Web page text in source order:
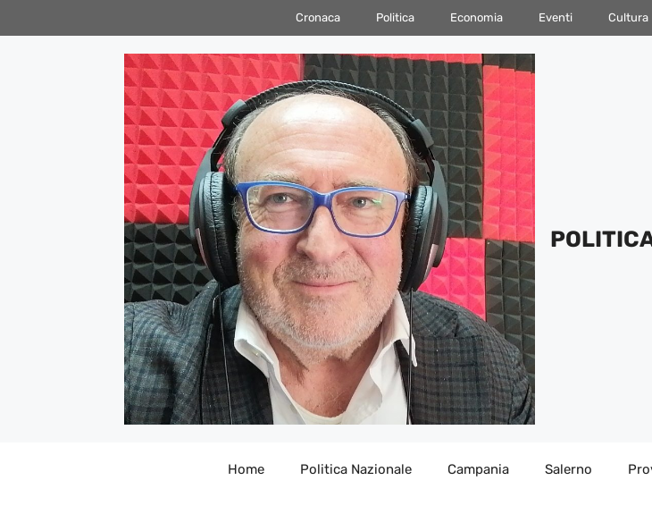
al
Cronaca Politica Economia Eventi Cultura
Home Politica Nazionale Campania Salerno